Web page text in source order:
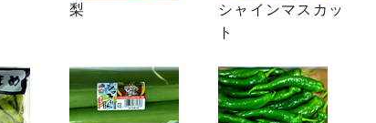
梨
シャインマスカッ
ト